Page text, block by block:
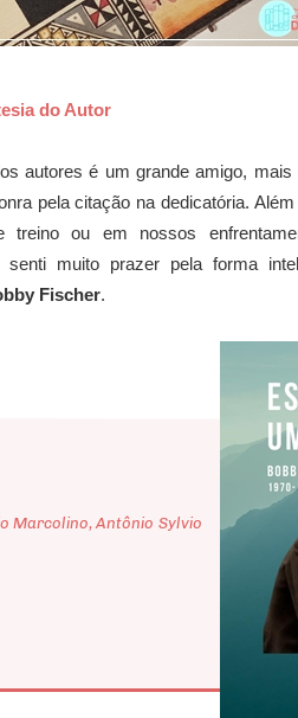
do Autor
autores é um grande amigo,
pela citação na dedicatória.
ou em nossos
muito prazer pela forma
Fischer.
Marcolino, Antônio Sylvio